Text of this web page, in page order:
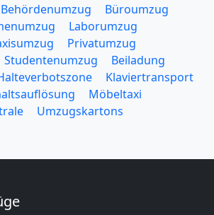
Behördenumzug
Büroumzug
Laborumzug
Privatumzug
Studentenumzug
Beiladung
Klaviertransport
Möbeltaxi
Umzugskartons